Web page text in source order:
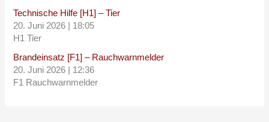
Technische Hilfe [H1] – Tier
20. Juni 2026
18:05
H1 Tier
Brandeinsatz [F1] – Rauchwarnmelder
20. Juni 2026
12:36
F1 Rauchwarnmelder